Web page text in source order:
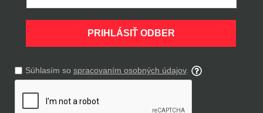
PRIHLÁSIŤ ODBER
Súhlasím so spracovaním osobných údajov.